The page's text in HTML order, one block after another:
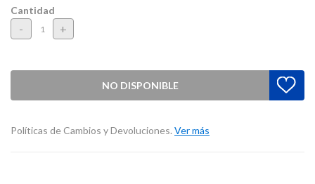
Cantidad
- +
NO DISPONIBLE
Políticas de Cambios y Devoluciones. Ver más